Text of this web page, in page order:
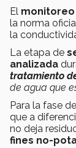
El monitoreo
la norma
la
La etapa de
analizada
tratamiento
de agua que
Para la fase
que a
no deja
fines no-